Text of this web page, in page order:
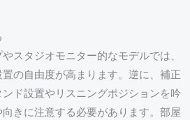
スタジオモニター的なモデルでは、
の自由度が高まります。逆に、補正
ド設置やリスニングポジションを吟
きに注意する必要があります。部屋